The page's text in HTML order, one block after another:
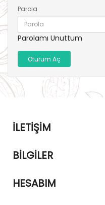
Parola
Parolamı Unuttum
İLETIŞIM
BILGILER
HESABIM